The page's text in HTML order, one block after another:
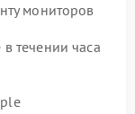
мониторов
течении часа